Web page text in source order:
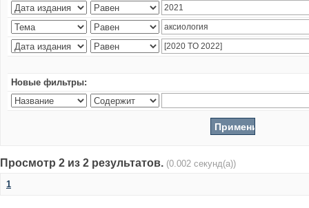
Новые фильтры:
Просмотр 2 из 2 результатов. (0.002 секунд(а))
1